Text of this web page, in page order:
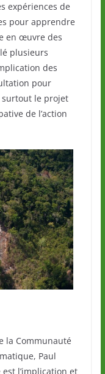
expériences de
pour apprendre
en œuvre des
plusieurs
des
pour
surtout le projet
de l’action
la Communauté
Paul
l’implication et